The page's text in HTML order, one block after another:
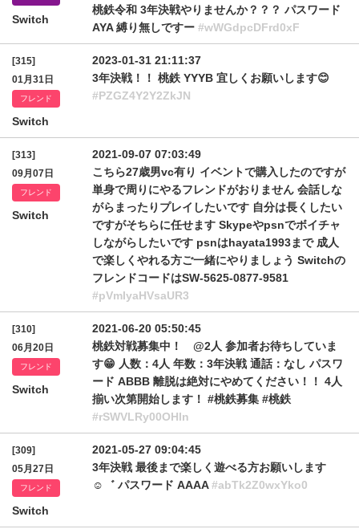
Switch
桃鉄令和 3年決戦やりませんか？？？ パスワード
AYA 縛り無しですー #wWGdpcDFrd0xF
[315]
01月31日
フレンド
Switch
2023-01-31 21:11:37
3年決戦！！ 桃鉄 YYYB 宜しくお願いします😊
#PZGZ4Y2Y2ZkJN
[313]
09月07日
フレンド
Switch
2021-09-07 07:03:49
こちら27歳男vc有り イベントで購入したのですが
単身で周りにやるフレンドがおりません 会話しな
がらまったりプレイしたいです 自分は長くしたい
ですがそちらに任せます Skypeやpsnでボイチャ
しながらしたいです psnはhayata1993まで 成人
で楽しくやれる方ご一緒にやりましょう Switchの
フレンドコードはSW-5625-0877-9581
#pVmIyaHVsaUR3
[310]
06月20日
フレンド
Switch
2021-06-20 05:50:45
桃鉄対戦募集中！ @2人 参加者お待ちしていま
す😁 人数：4人 年数：3年決戦 通話：なし パスワ
ード ABBB 離脱は絶対にやめてください！！ 4人
揃い次第開始します！ #桃鉄募集 #桃鉄
#rSWVLRy00OHln
[309]
05月27日
フレンド
Switch
2021-05-27 09:04:45
3年決戦 最後まで楽しく遊べる方お願いします
☺︎︎゛ パスワード AAAA#abTk2Z0wxYko0